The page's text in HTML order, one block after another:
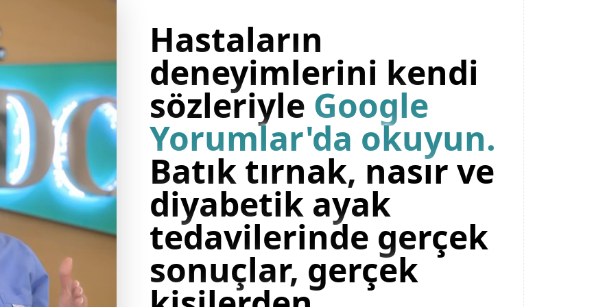
Hastaların
deneyimlerini kendi
sözleriyle Google
Yorumlar'da okuyun.
Batık tırnak, nasır ve
diyabetik ayak
tedavilerinde gerçek
sonuçlar, gerçek